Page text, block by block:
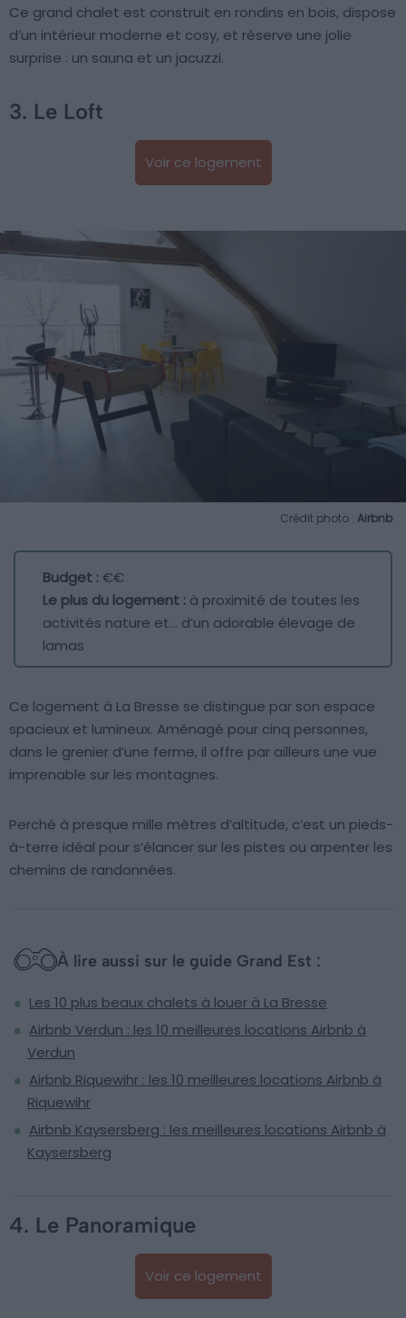
Ce grand chalet est construit en rondins en bois, dispose
d’un intérieur moderne et cosy, et réserve une jolie
surprise : un sauna et un jacuzzi.
3. Le Loft
Voir ce logement
Crédit photo : Airbnb
Budget :€€
Le plus du logement : à proximité de toutes les
activités nature et… d’un adorable élevage de
lamas
Ce logement à La Bresse se distingue par son espace
spacieux et lumineux. Aménagé pour cinq personnes,
dans le grenier d’une ferme, il offre par ailleurs une vue
imprenable sur les montagnes.
Perché à presque mille mètres d’altitude, c’est un pieds-
à-terre idéal pour s’élancer sur les pistes ou arpenter les
chemins de randonnées.
À lire aussi sur le guide Grand Est :
Les 10 plus beaux chalets à louer à La Bresse
Airbnb Verdun : les 10 meilleures locations Airbnb à
Verdun
Airbnb Riquewihr : les 10 meilleures locations Airbnb à
Riquewihr
Airbnb Kaysersberg : les meilleures locations Airbnb à
Kaysersberg
4. Le Panoramique
Voir ce logement